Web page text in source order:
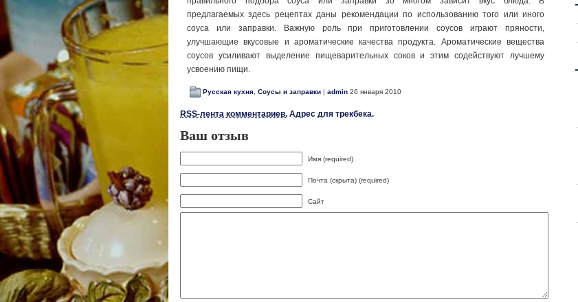
предлагаемых здесь рецеп­тах даны рекомендации по использованию того или ино­го
соуса или заправки. Важную роль при приготовлении соусов играют пря­ности,
улучшающие вкусовые и ароматические качест­ва продукта. Ароматические вещества
соусов усилива­ют выделение пищеварительных соков и этим содейст­вуют лучшему
усвоению пищи.
Русская кухня Соусы и заправки | admin 26 января 2010
RSS-лента комментариев. Адрес для трекбека.
Ваш отзыв
Имя (required)
Почта (скрыта) (required)
Сайт